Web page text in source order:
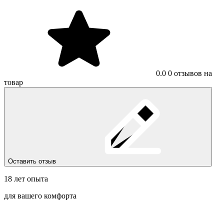
0.0 0 отзывов на
товар
Оставить отзыв
18 лет опыта
для вашего комфорта